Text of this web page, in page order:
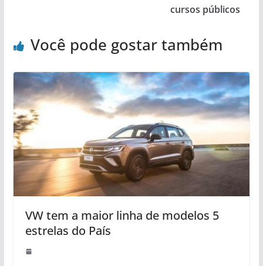
cursos públicos
Você pode gostar também
VW tem a maior linha de modelos 5
estrelas do País